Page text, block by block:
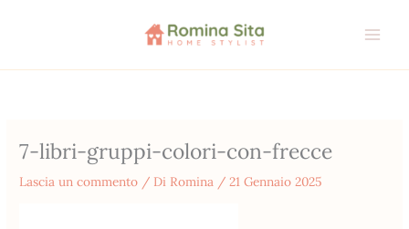
7-libri-gruppi-colori-con-frecce
Lascia un commento / Di Romina /21 Gennaio 2025